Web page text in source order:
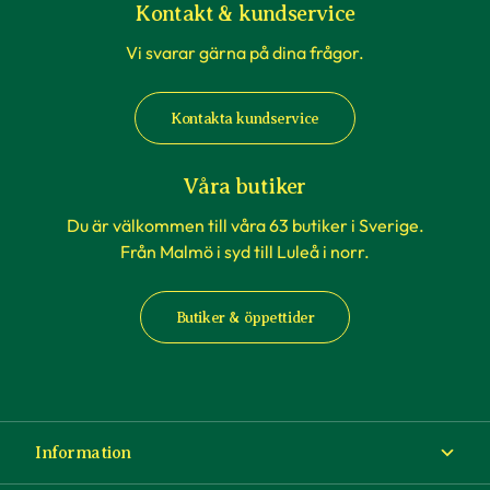
När du köper häckväxter - före
plantering
Att förbereda grävningen är att rekommendera,
men tänk på att inte boka markanläggare,
hyrsläp eller andra tjänster kopplat till själva
planteringen innan du vet säkert att
häckplantorna är på plats hemma. Våra
leveranstider kan komma att ändras när du
exempelvis förbokat häckplantor långt i förväg.
på morgonen. Tänk på att anläggning av en häck
Kontakt & kundservice
Vi svarar gärna på dina frågor.
Kontakta kundservice
Våra butiker
Du är välkommen till våra 63 butiker i Sverige.
Från Malmö i syd till Luleå i norr.
Butiker & öppettider
Information